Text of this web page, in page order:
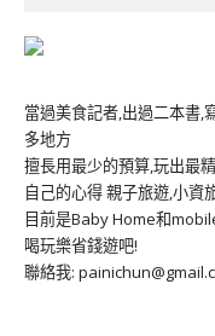
當過美食記者,出過二本書,
多地方
擅長用最少的預算,玩出最
自己的心得 親子旅遊,小資
目前是Baby Home和
喝玩樂省錢遊吧!
聯絡我: